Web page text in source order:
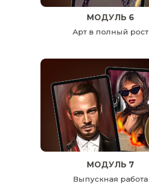
МОДУЛЬ 6
Арт в полный рост
МОДУЛЬ 7
Выпускная работа